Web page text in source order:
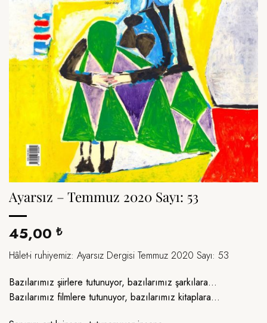
Ayarsız – Temmuz 2020 Sayı: 53
45,00 ₺
Hâlet-i ruhiyemiz: Ayarsız Dergisi Temmuz 2020 Sayı: 53
Bazılarımız şiirlere tutunuyor, bazılarımız şarkılara…
Bazılarımız filmlere tutunuyor, bazılarımız kitaplara…